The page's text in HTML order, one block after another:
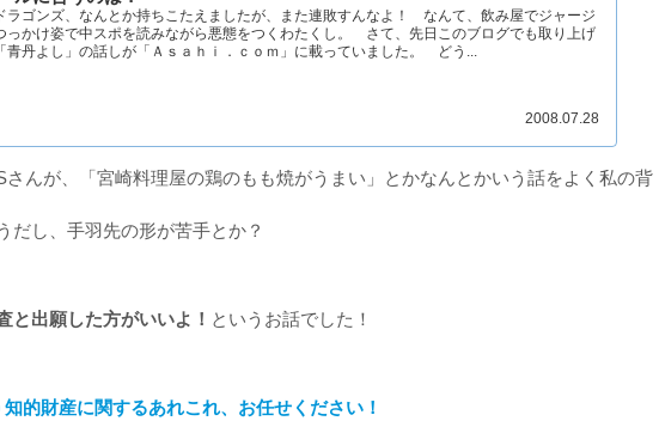
ゴンズ、なんとか持ちこたえましたが、また連敗すんなよ！ なんて、飲み屋でジャージ
っかけ姿で中スポを読みながら悪態をつくわたくし。 さて、先日このブログでも取り上げ
青丹よし」の話しが「Ａｓａｈｉ．ｃｏｍ」に載っていました。 どう...
2008.07.28
んが、「宮崎料理屋の鶏のもも焼がうまい」とかなんとかいう話をよく私の背
だし、手羽先の形が苦手とか？
と出願した方がいいよ！ というお話でした！
的財産に関するあれこれ、お任せください！